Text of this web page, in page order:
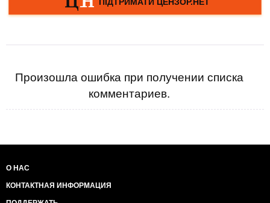
Произошла ошибка при получении списка
комментариев.
О НАС
КОНТАКТНАЯ ИНФОРМАЦИЯ